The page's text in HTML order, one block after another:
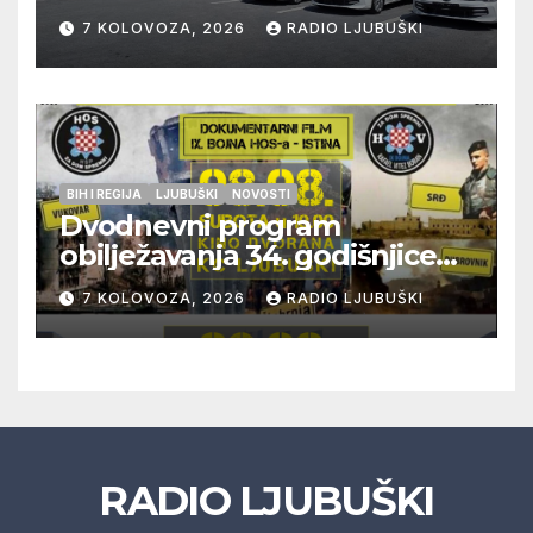
građana i učinkovitiji rad
policije
7 KOLOVOZA, 2026 RADIO LJUBUŠKI
BIH I REGIJA LJUBUŠKI NOVOSTI
Dvodnevni program
obilježavanja 34. godišnjice
pogibije generala Blaža
Kraljevića i osmorice
pripadnika HOS-a
7 KOLOVOZA, 2026 RADIO LJUBUŠKI
RADIO LJUBUŠKI